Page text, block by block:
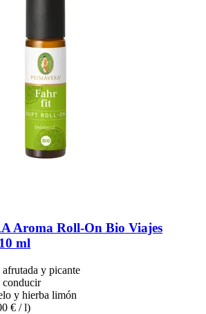
Aroma Roll-​On Bio Viajes
ml
afrutada y picante
conducir
y hierba limón
€ / l)